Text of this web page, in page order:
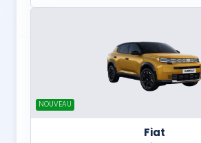
NOUVEAU
Fiat